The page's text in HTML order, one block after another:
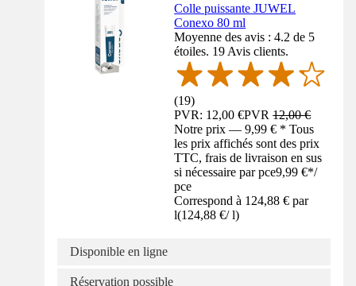
Colle puissante JUWEL
Conexo 80 ml
Moyenne des avis : 4.2 de 5
étoiles. 19 Avis clients.
(19)
PVR: 12,00 €PVR12,00 €
Notre prix — 9,99 € * Tous
les prix affichés sont des prix
TTC, frais de livraison en sus
si nécessaire par pce9,99 €*/
pce
Correspond à 124,88 € par
l(124,88 €/ l)
Disponible en ligne
Réservation possible